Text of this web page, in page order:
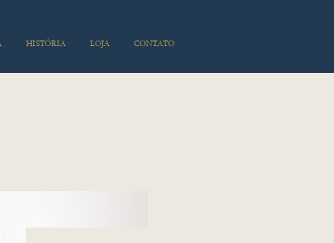
HISTÓRIA LOJA CONTATO